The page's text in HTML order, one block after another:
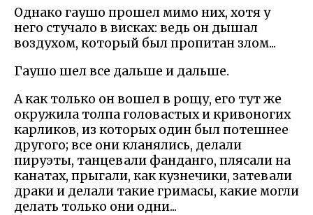
Однако гаушо прошел мимо них, хотя у
него стучало в висках: ведь он дышал
воздухом, который был пропитан злом...
Гаушо шел все дальше и дальше.
А как только он вошел в рощу, его тут же
окружила толпа головастых и кривоногих
карликов, из которых один был потешнее
другого; все они кланялись, делали
пируэты, танцевали фанданго, плясали на
канатах, прыгали, как кузнечики, затевали
драки и делали такие гримасы, какие могли
делать только они одни...